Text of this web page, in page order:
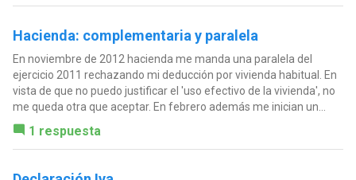
Hacienda: complementaria y paralela
En noviembre de 2012 hacienda me manda una paralela del
ejercicio 2011 rechazando mi deducción por vivienda habitual. En
vista de que no puedo justificar el 'uso efectivo de la vivienda', no
me queda otra que aceptar. En febrero además me inician un...
1 respuesta